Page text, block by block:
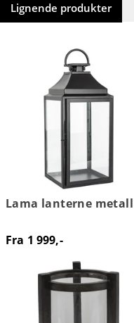
Lignende produkter
Lama lanterne metall
Fra 1 999,-